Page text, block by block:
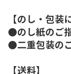
【のし・包装
●のし紙のご
●二重包装の
【送料】